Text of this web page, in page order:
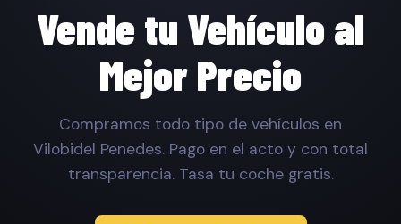
Vende tu Vehículo al
Mejor Precio
Compramos todo tipo de vehículos en
Vilobidel Penedes. Pago en el acto y con total
transparencia. Tasa tu coche gratis.